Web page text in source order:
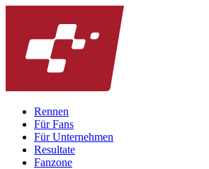
Rennen
Für Fans
Für Unternehmen
Resultate
Fanzone